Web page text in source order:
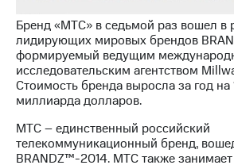
Бренд «МТС» в седьмой раз вошел в
лидирующих мировых брендов
формируемый ведущим
исследовательским агентством
Стоимость бренда выросла за год на
миллиарда долларов.
МТС – единственный российский
телекоммуникационный бренд,
BRANDZ™-2014. МТС также занимает